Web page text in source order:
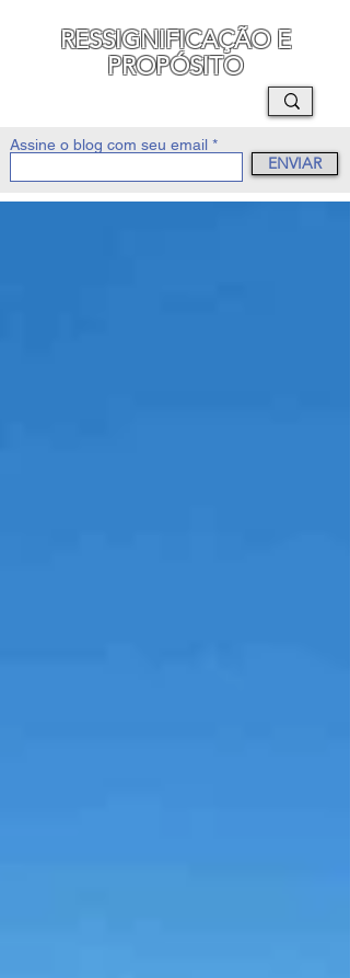
RESSIGNIFICAÇÃO E
PROPÓSITO
Assine o blog com seu email
ENVIAR